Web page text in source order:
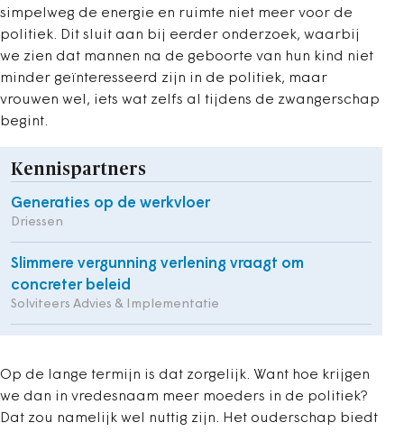
simpelweg de energie en ruimte niet meer voor de
politiek. Dit sluit aan bij eerder onderzoek, waarbij
we zien dat mannen na de geboorte van hun kind niet
minder geïnteresseerd zijn in de politiek, maar
vrouwen wel, iets wat zelfs al tijdens de zwangerschap
begint.
Kennispartners
Generaties op de werkvloer
Driessen
Slimmere vergunning verlening vraagt om
concreter beleid
Solviteers Advies & Implementatie
Op de lange termijn is dat zorgelijk. Want hoe krijgen
we dan in vredesnaam meer moeders in de politiek?
Dat zou namelijk wel nuttig zijn. Het ouderschap biedt